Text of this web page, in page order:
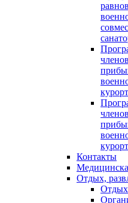
Контакты
Отдых,
Отдых